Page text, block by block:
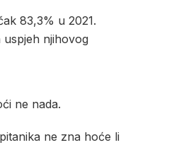
83,3% u 2021.
njihovog
ne nada.
ne zna hoće li